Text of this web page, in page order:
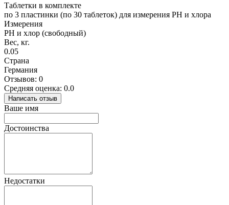
Таблетки в комплекте
по 3 пластинки (по 30 таблеток) для измерения РН и хлора
Измерения
РН и хлор (свободный)
Вес, кг.
0.05
Страна
Германия
Отзывов: 0
Средняя оценка: 0.0
Написать отзыв
Ваше имя
Достоинства
Недостатки